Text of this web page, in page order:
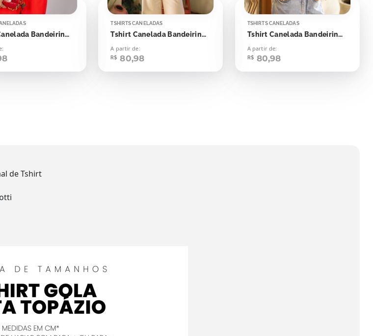
Tshirt Canelada Bandeirinha Aplicação
TSHIRTS CANELADAS
Tshirt Canelada Bandeirinha Aplicação
A partir de:
R$ 80,98
TSHIRTS CANELADAS
Tshirt Canelada Bandeirinha Aplicação
A partir de:
R$ 80,98
de Tshirt